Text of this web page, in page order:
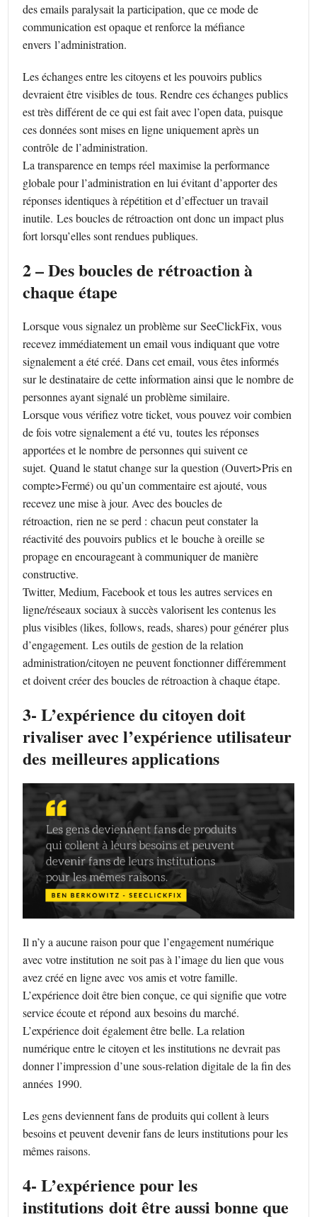
des emails paralysait la participation, que ce mode de
communication est opaque et renforce la méfiance
envers l’administration.
Les échanges entre les citoyens et les pouvoirs publics
devraient être visibles de tous. Rendre ces échanges publics
est très différent de ce qui est fait avec l’open data, puisque
ces données sont mises en ligne uniquement après un
contrôle de l’administration.
La transparence en temps réel maximise la performance
globale pour l’administration en lui évitant d’apporter des
réponses identiques à répétition et d’effectuer un travail
inutile. Les boucles de rétroaction ont donc un impact plus
fort lorsqu’elles sont rendues publiques.
2 – Des boucles de rétroaction à
chaque étape
Lorsque vous signalez un problème sur SeeClickFix, vous
recevez immédiatement un email vous indiquant que votre
signalement a été créé. Dans cet email, vous êtes informés
sur le destinataire de cette information ainsi que le nombre de
personnes ayant signalé un problème similaire.
Lorsque vous vérifiez votre ticket, vous pouvez voir combien
de fois votre signalement a été vu, toutes les réponses
apportées et le nombre de personnes qui suivent ce
sujet. Quand le statut change sur la question (Ouvert>Pris en
compte>Fermé) ou qu’un commentaire est ajouté, vous
recevez une mise à jour. Avec des boucles de
rétroaction, rien ne se perd : chacun peut constater la
réactivité des pouvoirs publics et le bouche à oreille se
propage en encourageant à communiquer de manière
constructive.
Twitter, Medium, Facebook et tous les autres services en
ligne/réseaux sociaux à succès valorisent les contenus les
plus visibles (likes, follows, reads, shares) pour générer plus
d’engagement. Les outils de gestion de la relation
administration/citoyen ne peuvent fonctionner différemment
et doivent créer des boucles de rétroaction à chaque étape.
3- L’expérience du citoyen doit
rivaliser avec l’expérience utilisateur
des meilleures applications
Il n’y a aucune raison pour que l’engagement numérique
avec votre institution ne soit pas à l’image du lien que vous
avez créé en ligne avec vos amis et votre famille.
L’expérience doit être bien conçue, ce qui signifie que votre
service écoute et répond aux besoins du marché.
L’expérience doit également être belle. La relation
numérique entre le citoyen et les institutions ne devrait pas
donner l’impression d’une sous-relation digitale de la fin des
années 1990.
Les gens deviennent fans de produits qui collent à leurs
besoins et peuvent devenir fans de leurs institutions pour les
mêmes raisons.
4- L’expérience pour les
institutions doit être aussi bonne que